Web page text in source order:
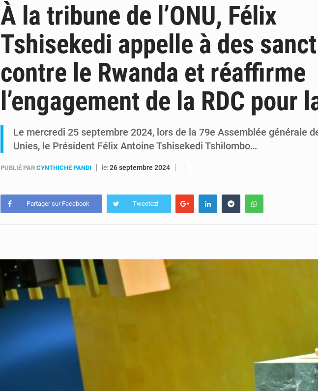
6 août 2026 Comment des milliers d’Africains protègent et font fructifier leur
6 août 2026 RDC : Raïssa Malu lance les préparatifs d’une Table ronde nationale sur l’éducation inclusive
6 août 2026 Shadary et Minaku enfin transférés à l’auditorat militaire après 200
À la tribune de l’ONU, Félix
Tshisekedi appelle à des
contre le Rwanda et réaffirme
l’engagement de la RDC pour
Le mercredi 25 septembre 2024, lors de la 79e Assemblée générale
Unies, le Président Félix Antoine Tshisekedi Tshilombo…
PUBLIÉ PAR CYNTHICHE PANDI le:26 septembre 2024
Partager sur Facebook Tweetez!